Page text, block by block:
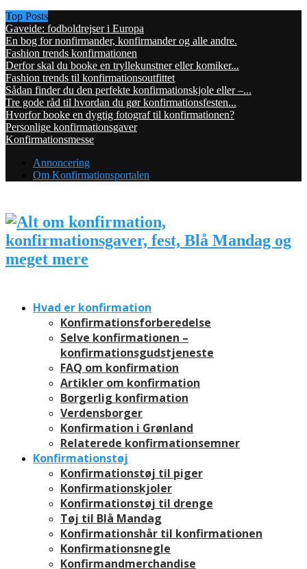
Top Posts
Gaveide: fodboldrejser i Europa
En bog for nonfirmander, konfirmander og alle andre.
Fashion trends konfirmationen
Derfor skal du booke en tryllekunstner eller komiker...
Fashion trends til konfirmationsoutfittet
Sådan finder du den perfekte konfirmationskjole eller –...
Tre gode råd til hvordan du gør konfirmationsfesten...
Hvorfor booke en dygtig fotograf til konfirmationen?
Personlige konfirmationsgaver
Konfirmationsmesse
Annoncering
Om Konfirmationsportalen
Hvad er konfirmation
Konfirmationsforberedelse
Selve konfirmationen –
konfirmationsgudstjeneste
FAQ om konfirmation
Artikler om konfirmation
Borgerlig konfirmation
Verdensborger
Konfirmation i Grønland
Relaterede konfirmationsemner
Konfirmationstøj
Konfirmationstøj til piger
Konfirmationskjoler
Konfirmationstøj til drenge
Tøj til Blå Mandag
Konfirmationshår til konfirmationen
Konfirmationsnegle
Konfirmandmerchandise